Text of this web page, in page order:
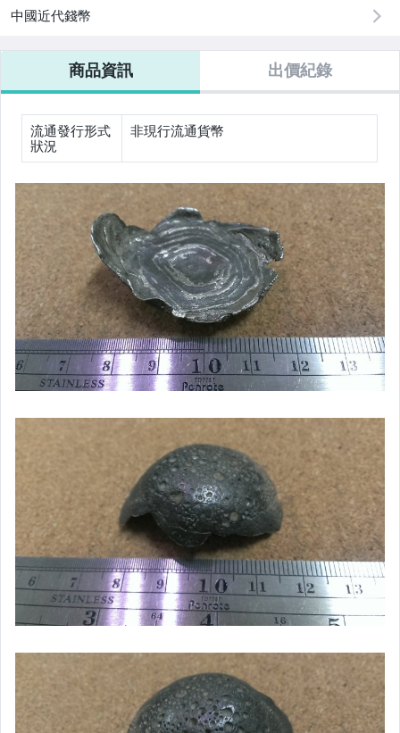
中國近代錢幣
商品資訊 出價紀錄
流通發行形式
狀況
非現行流通貨幣